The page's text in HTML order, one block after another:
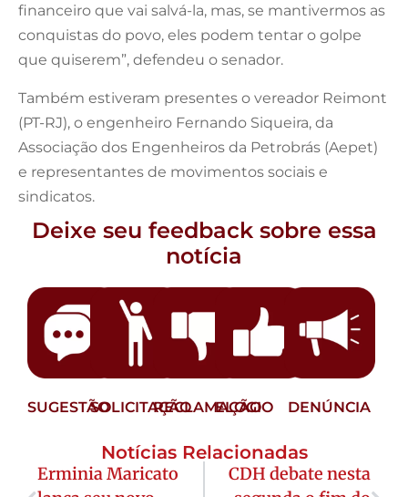
financeiro que vai salvá-la, mas, se mantivermos as
conquistas do povo, eles podem tentar o golpe
que quiserem”, defendeu o senador.
Também estiveram presentes o vereador Reimont
(PT-RJ), o engenheiro Fernando Siqueira, da
Associação dos Engenheiros da Petrobrás (Aepet)
e representantes de movimentos sociais e
sindicatos.
Deixe seu feedback sobre essa
notícia
SUGESTÃOSOLICITAÇÃORECLAMAÇÃO
ELOGIO DENÚNCIA
Notícias Relacionadas
Erminia Maricato
CDH debate nesta